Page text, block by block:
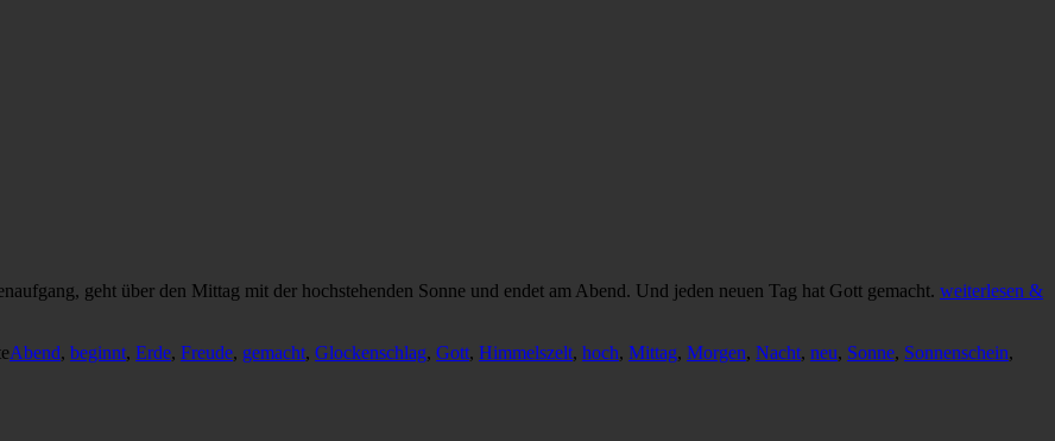
geht über den Mittag mit der hochstehenden Sonne und endet am Abend. Und jeden neuen Tag hat Gott gemacht. weiterlesen &
Abend, beginnt, Erde, Freude, gemacht, Glockenschlag, Gott, Himmelszelt, hoch, Mittag, Morgen, Nacht, neu, Sonne, Sonnenschein,